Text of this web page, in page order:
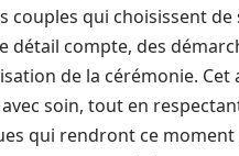
qui choisissent de
détail compte, des
de la cérémonie.
soin, tout en
qui rendront ce